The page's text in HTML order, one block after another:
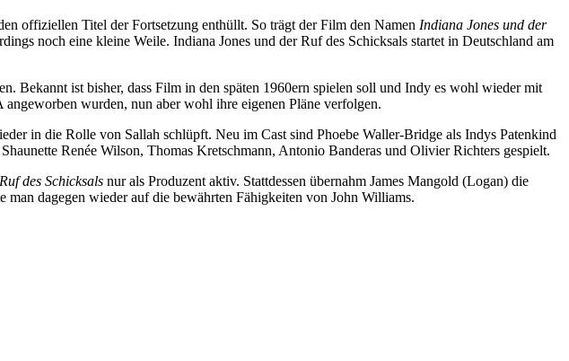
offiziellen Titel der Fortsetzung enthüllt. So trägt der Film den Namen Indiana Jones und der
noch eine kleine Weile. Indiana Jones und der Ruf des Schicksals startet in Deutschland am
Bekannt ist bisher, dass Film in den späten 1960ern spielen soll und Indy es wohl wieder mit
wurden, nun aber wohl ihre eigenen Pläne verfolgen.
in die Rolle von Sallah schlüpft. Neu im Cast sind Phoebe Waller-Bridge als Indys Patenkind
Renée Wilson, Thomas Kretschmann, Antonio Banderas und Olivier Richters gespielt.
des Schicksals nur als Produzent aktiv. Stattdessen übernahm James Mangold (Logan) die
dagegen wieder auf die bewährten Fähigkeiten von John Williams.